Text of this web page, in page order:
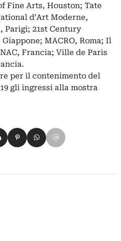
Fine Arts, Houston; Tate
d’Art Moderne,
Parigi; 21st Century
MACRO, Roma; Il
Francia; Ville de Paris
per il contenimento del
gli ingressi alla mostra
su Xsu LinkedIn
Condividi su Pinterest
Condividi su WhatsApp
Condividi su Email